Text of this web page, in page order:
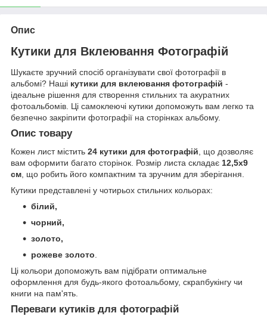
Опис
Кутики для Вклеювання Фотографій
Шукаєте зручний спосіб організувати свої фотографії в
альбомі? Наші кутики для вклеювання фотографій -
ідеальне рішення для створення стильних та акуратних
фотоальбомів. Ці самоклеючі кутики допоможуть вам легко та
безпечно закріпити фотографії на сторінках альбому.
Опис товару
Кожен лист містить 24 кутики для фотографій, що дозволяє
вам оформити багато сторінок. Розмір листа складає 12,5х9
см, що робить його компактним та зручним для зберігання.
Кутики представлені у чотирьох стильних кольорах:
білий,
чорний,
золото,
рожеве золото.
Ці кольори допоможуть вам підібрати оптимальне
оформлення для будь-якого фотоальбому, скрапбукінгу чи
книги на пам'ять.
Переваги кутиків для фотографій